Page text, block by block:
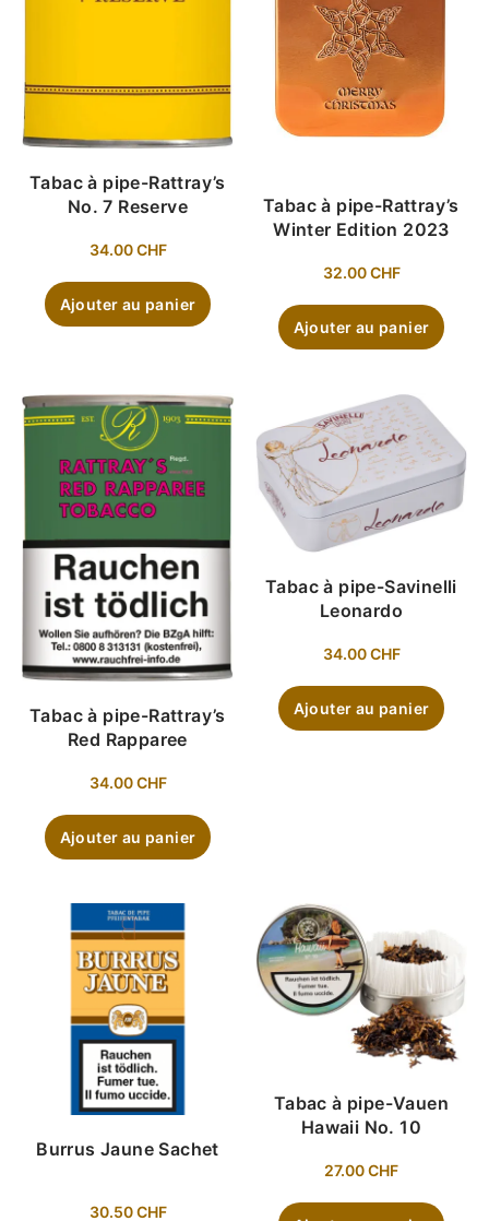
Tabac à pipe-Rattray’s
No. 7 Reserve
34.00CHF
Ajouter au panier
Tabac à pipe-Rattray’s
Winter Edition 2023
32.00CHF
Ajouter au panier
Tabac à pipe-Rattray’s
Red Rapparee
34.00CHF
Ajouter au panier
Tabac à pipe-Savinelli
Leonardo
34.00CHF
Ajouter au panier
Burrus Jaune Sachet
30.50CHF
Tabac à pipe-Vauen
Hawaii No. 10
27.00CHF